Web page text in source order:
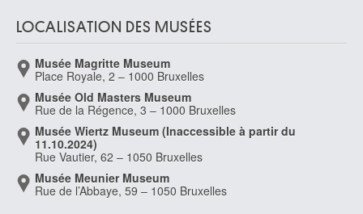
LOCALISATION DES MUSÉES
Musée Magritte Museum
Place Royale, 2 – 1000 Bruxelles
Musée Old Masters Museum
Rue de la Régence, 3 – 1000 Bruxelles
Musée Wiertz Museum (Inaccessible à partir du
11.10.2024)
Rue Vautier, 62 – 1050 Bruxelles
Musée Meunier Museum
Rue de l’Abbaye, 59 – 1050 Bruxelles